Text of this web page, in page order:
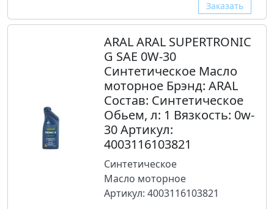
Заказать
ARAL ARAL SUPERTRONIC
G SAE 0W-30
Синтетическое Масло
моторное Брэнд: ARAL
Состав: Синтетическое
Обьем, л: 1 Вязкость: 0w-
30 Артикул:
4003116103821
Синтетическое
Масло моторное
Артикул: 4003116103821